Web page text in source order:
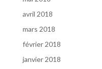
avril 2018
mars 2018
février 2018
janvier 2018